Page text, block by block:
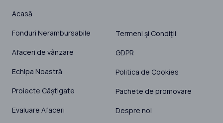
Acasă
Fonduri Nerambursabile
Afaceri de vânzare
Echipa Noastră
Proiecte Câștigate
Evaluare Afaceri
Termeni şi Condiţii
GDPR
Politica de Cookies
Pachete de promovare
Despre noi